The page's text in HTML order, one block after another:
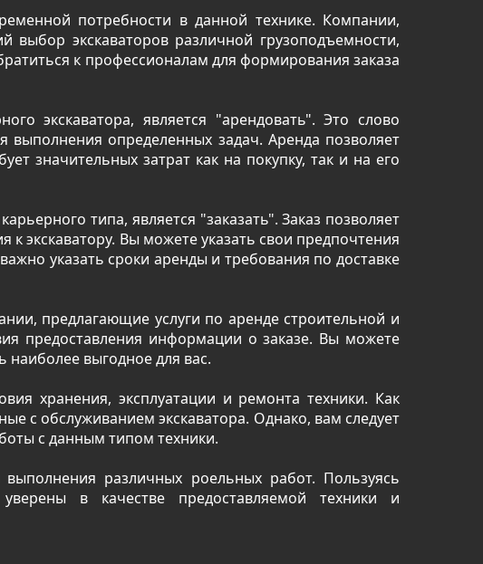
потребности в данной технике. Компании,
выбор экскаваторов различной грузоподъемности,
к профессионалам для формирования заказа
экскаватора, является "арендовать". Это слово
выполнения определенных задач. Аренда позволяет
значительных затрат как на покупку, так и на его
типа, является "заказать". Заказ позволяет
экскаватору. Вы можете указать свои предпочтения
указать сроки аренды и требования по доставке
предлагающие услуги по аренде строительной и
предоставления информации о заказе. Вы можете
выгодное для вас.
хранения, эксплуатации и ремонта техники. Как
с обслуживанием экскаватора. Однако, вам следует
с данным типом техники.
различных роельных работ. Пользуясь
в качестве предоставляемой техники и